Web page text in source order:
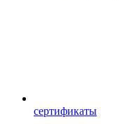
сертификаты